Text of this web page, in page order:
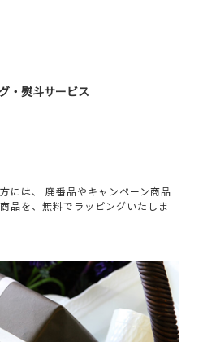
・熨斗サービス
には、 廃番品やキャンペーン商品
品を、無料でラッピングいたしま